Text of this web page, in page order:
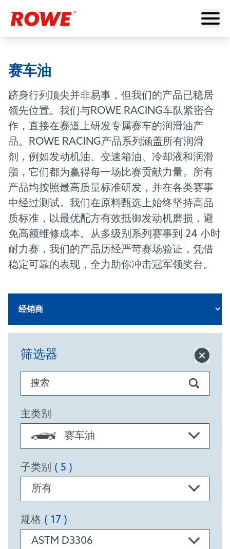
赛车油
跻身行列顶尖并非易事，但我们的产品已稳居
领先位置。我们与ROWE RACING车队紧密合
作，直接在赛道上研发专属赛车的润滑油产
品。ROWE RACING产品系列涵盖所有润滑
剂，例如发动机油、变速箱油、冷却液和润滑
脂，它们都为赢得每一场比赛贡献力量。所有
产品均按照最高质量标准研发，并在各类赛事
中经过测试。我们在原料甄选上始终坚持高品
质标准，以最优配方有效抵御发动机磨损，避
免高额维修成本。从多级别系列赛事到 24 小时
耐力赛，我们的产品历经严苛赛场验证，凭借
稳定可靠的表现，全力助你冲击冠军领奖台。
筛选器
搜索
主类别
赛车油
子类别 ( 5 )
所有
规格 ( 17 )
ASTM D3306